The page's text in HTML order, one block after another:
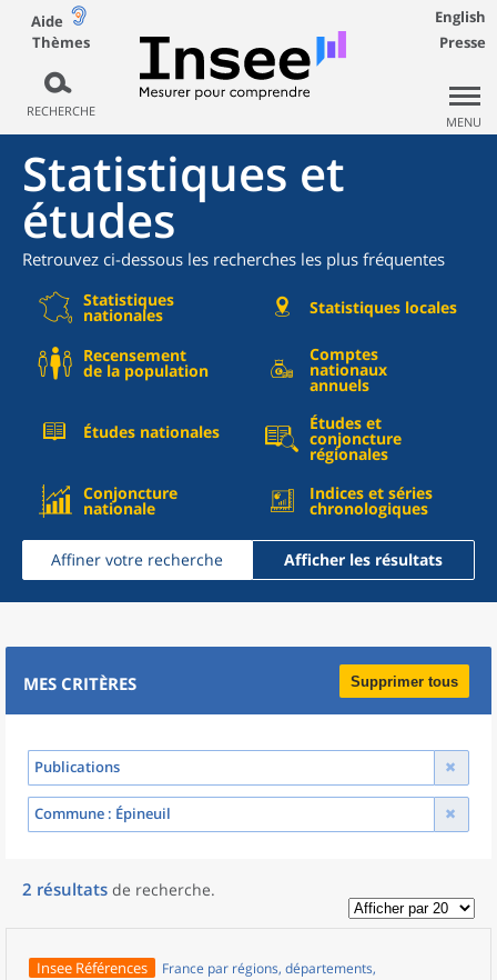
Aide
Thèmes
RECHERCHE
English
Presse
MENU
Statistiques et
études
Retrouvez ci-dessous les recherches les plus fréquentes
Statistiques
nationales Statistiques locales
Recensement
de la population
Comptes
nationaux
annuels
Études nationales Études et
conjoncture
régionales
Conjoncture
nationale
Indices et séries
chronologiques
Affiner votre recherche Afficher les résultats
MES CRITÈRES Supprimer tous
Publications
Commune : Épineuil
2 résultats de recherche.
Insee Références
France par régions, départements,